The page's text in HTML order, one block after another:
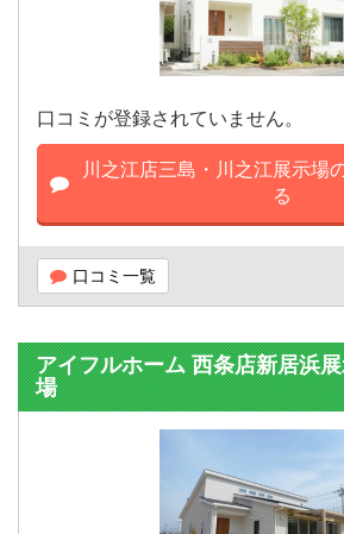
口コミが登録されていません。
川之江店三島・川之江展示場
る
口コミ一覧
アイフルホーム 西条店新居浜
場